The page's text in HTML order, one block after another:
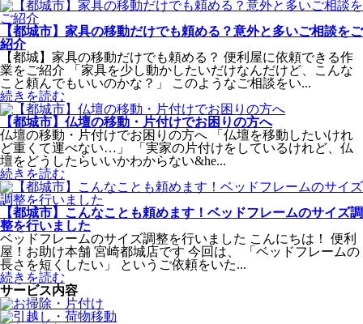
【都城市】家具の移動だけでも頼める？意外と多いご相談をご
紹介
【都城】家具の移動だけでも頼める？ 便利屋に依頼できる作
業をご紹介 「家具を少し動かしたいだけなんだけど、こんな
こと頼んでもいいのかな？」 このようなご相談をい...
続きを読む
【都城市】仏壇の移動・片付けでお困りの方へ
仏壇の移動・片付けでお困りの方へ 「仏壇を移動したいけれ
ど重くて運べない…」 「実家の片付けをしているけれど、仏
壇をどうしたらいいかわからない&he...
続きを読む
【都城市】こんなことも頼めます！ベッドフレームのサイズ調
整を行いました
ベッドフレームのサイズ調整を行いました こんにちは！ 便利
屋！お助け本舗 宮崎都城店です 今回は、 「ベッドフレームの
長さを短くしたい」 というご依頼をいた...
続きを読む
サービス内容